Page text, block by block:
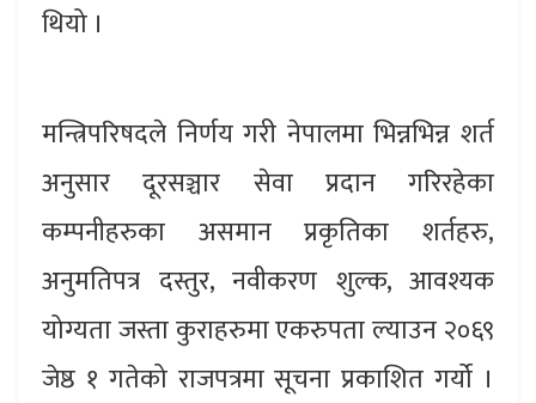
थियो ।
मन्त्रिपरिषदले निर्णय गरी नेपालमा भिन्नभिन्न शर्त
अनुसार दूरसञ्चार सेवा प्रदान गरिरहेका
कम्पनीहरुका असमान प्रकृतिका शर्तहरु,
अनुमतिपत्र दस्तुर, नवीकरण शुल्क, आवश्यक
योग्यता जस्ता कुराहरुमा एकरुपता ल्याउन २०६९
जेष्ठ १ गतेको राजपत्रमा सूचना प्रकाशित गर्यो ।